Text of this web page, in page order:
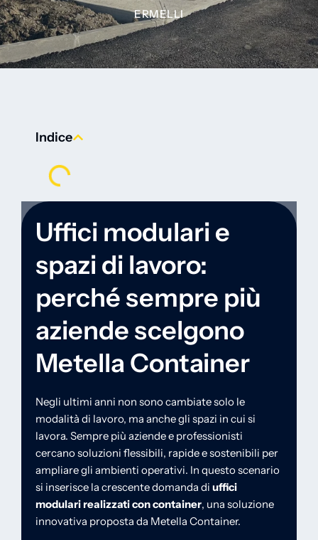
ERMELLI
Indice
Uffici modulari e
spazi di lavoro:
perché sempre più
aziende scelgono
Metella Container
Negli ultimi anni non sono cambiate solo le
modalità di lavoro, ma anche gli spazi in cui si
lavora. Sempre più aziende e professionisti
cercano soluzioni flessibili, rapide e sostenibili per
ampliare gli ambienti operativi. In questo scenario
si inserisce la crescente domanda di uffici
modulari realizzati con container, una soluzione
innovativa proposta da Metella Container.